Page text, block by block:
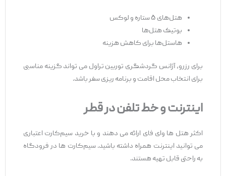
هتل‌های ۵ ستاره و لوکس
بوتیک هتل‌ها
هاستل‌ها برای کاهش هزینه
برای رزرو، آژانس گردشگری توربین تراول می ‌تواند گزینه مناسبی
برای انتخاب محل اقامت و برنامه ‌ریزی سفر باشد.
اینترنت و خط تلفن در قطر
اکثر هتل ‌ها وای ‌فای ارائه می ‌دهند و با خرید سیم‌کارت اعتباری
می ‌توانید اینترنت همراه داشته باشید. سیم‌کارت‌ ها در فرودگاه
به راحتی قابل تهیه هستند.